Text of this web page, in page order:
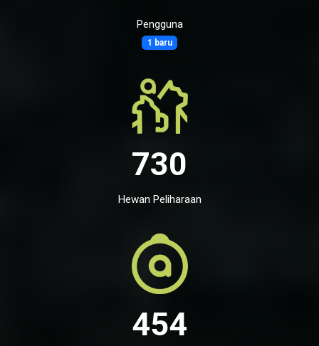
Pengguna
1 baru
730
Hewan Peliharaan
454